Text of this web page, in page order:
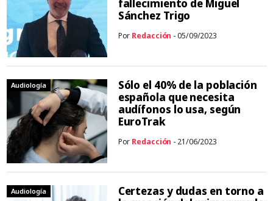
fallecimiento de Miguel
Sánchez Trigo
Por Redacción - 05/09/2023
Audiología
Sólo el 40% de la población
española que necesita
audífonos lo usa, según
EuroTrak
Por Redacción - 21/06/2023
Audiología
Certezas y dudas en torno a